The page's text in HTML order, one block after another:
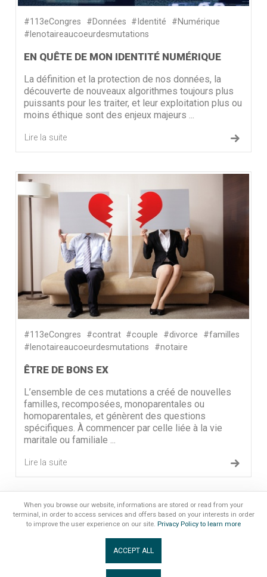
#113eCongres #Données #Identité
#Numérique
#lenotaireaucoeurdesmutations
EN QUÊTE DE MON IDENTITÉ NUMÉRIQUE
La définition et la protection de nos données, la
découverte de nouveaux algorithmes toujours plus
puissants pour les traiter, et leur exploitation plus ou
moins éthique sont des enjeux majeurs ...
Lire la suite
#113eCongres #contrat #couple #divorce
#familles
#lenotaireaucoeurdesmutations
#notaire
ÊTRE DE BONS EX
L’ensemble de ces mutations a créé de nouvelles
familles, recomposées, monoparentales ou
homoparentales, et génèrent des questions
spécifiques. À commencer par celle liée à la vie
maritale ou familiale ...
Lire la suite
4
When you browse our website, informations are stored or read from your
terminal, in order to access services and offers based on your interests in order
to improve the user experience on our site. Privacy Policy to learn more
ACCEPT ALL